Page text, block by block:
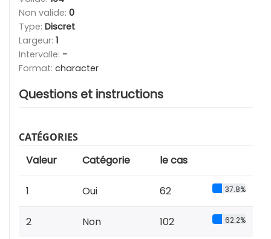
Non valide: 0
Type: Discret
Largeur: 1
Intervalle: -
Format: character
Questions et instructions
CATÉGORIES
Valeur Catégorie le cas
1 Oui 62 37.8%
2 Non 102 62.2%